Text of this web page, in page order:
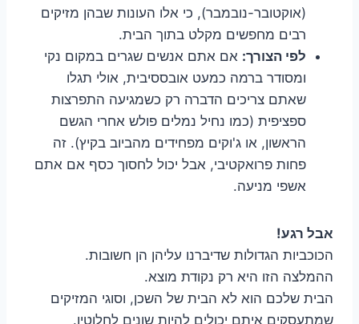
(אוקטובר-נובמבר), כי אלו העונות שבהן מזיקים
רבים מחפשים מקלט בתוך הבית.
לפי הצורך: אם אתם אנשים שגרים במקום נקי
ומסודר ברמה כמעט אובססיבית, אולי תגלו
שאתם צריכים הדברה רק כשמגיעה התפרצות
ספציפית (כמו נחיל נמלים פולש אחרי הגשם
הראשון, או ג'וקים מפחידים מהביוב בקיץ). זה
פחות פרואקטיבי, אבל יכול לחסוך כסף אם אתם
אשפי מניעה.
אבל רגע!
הכוכביות הגדולות שדיברנו עליהן הן חשובות.
ההמלצה הזו היא רק נקודת מוצא.
הבית שלכם הוא לא הבית של השכן, וסוגי המזיקים
שמתעסקים איתם יכולים להיות שונים לחלוטין.